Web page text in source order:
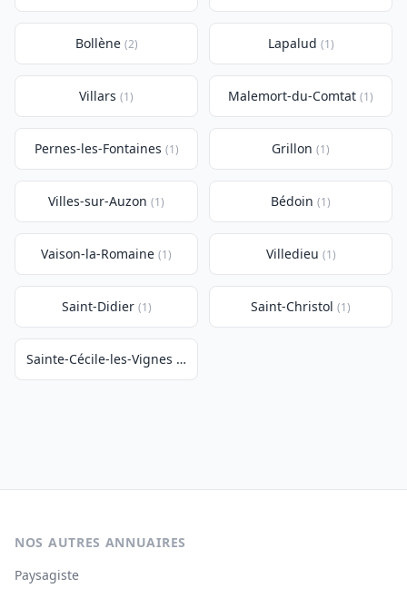
Bollène (2) Lapalud (1)
Villars (1) Malemort-du-Comtat (1)
Pernes-les-Fontaines (1) Grillon (1)
Villes-sur-Auzon (1) Bédoin (1)
Vaison-la-Romaine (1) Villedieu (1)
Saint-Didier (1) Saint-Christol (1)
Sainte-Cécile-les-Vignes (1)
NOS AUTRES ANNUAIRES
Paysagiste